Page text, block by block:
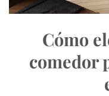
Cómo
comedor